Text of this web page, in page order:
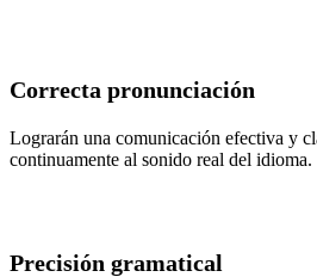
Correcta pronunciación
Lograrán una comunicación efectiva y
continuamente al sonido real del idioma.
Precisión gramatical